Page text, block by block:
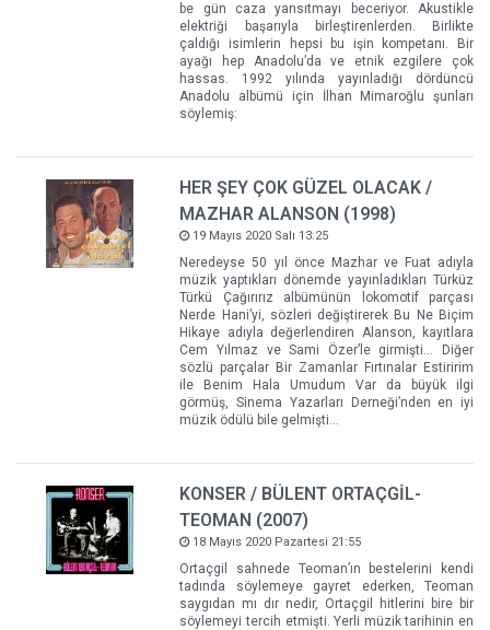
be gün caza yansıtmayı beceriyor. Akustikle
elektriği başarıyla birleştirenlerden. Birlikte
çaldığı isimlerin hepsi bu işin kompetanı. Bir
ayağı hep Anadolu’da ve etnik ezgilere çok
hassas. 1992 yılında yayınladığı dördüncü
Anadolu albümü için İlhan Mimaroğlu şunları
söylemiş:
HER ŞEY ÇOK GÜZEL OLACAK /
MAZHAR ALANSON (1998)
19 Mayıs 2020 Salı 13:25
Neredeyse 50 yıl önce Mazhar ve Fuat adıyla
müzik yaptıkları dönemde yayınladıkları Türküz
Türkü Çağırırız albümünün lokomotif parçası
Nerde Hani’yi, sözleri değiştirerek Bu Ne Biçim
Hikaye adıyla değerlendiren Alanson, kayıtlara
Cem Yılmaz ve Sami Özer’le girmişti... Diğer
sözlü parçalar Bir Zamanlar Fırtınalar Estiririm
ile Benim Hala Umudum Var da büyük ilgi
görmüş, Sinema Yazarları Derneği’nden en iyi
müzik ödülü bile gelmişti…
KONSER / BÜLENT ORTAÇGİL-
TEOMAN (2007)
18 Mayıs 2020 Pazartesi 21:55
Ortaçgil sahnede Teoman’ın bestelerini kendi
tadında söylemeye gayret ederken, Teoman
saygıdan mı dır nedir, Ortaçgil hitlerini bire bir
söylemeyi tercih etmişti. Yerli müzik tarihinin en